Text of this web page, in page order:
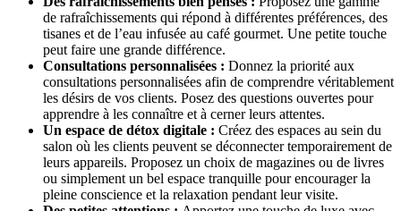
de rafraîchissements qui répond à différentes préférences, des
tisanes et de l’eau infusée au café gourmet. Une petite touche
peut faire une grande différence.
Consultations personnalisées : Donnez la priorité aux
consultations personnalisées afin de comprendre véritablement
les désirs de vos clients. Posez des questions ouvertes pour
apprendre à les connaître et à cerner leurs attentes.
Un espace de détox digitale : Créez des espaces au sein du
salon où les clients peuvent se déconnecter temporairement de
leurs appareils. Proposez un choix de magazines ou de livres
ou simplement un bel espace tranquille pour encourager la
pleine conscience et la relaxation pendant leur visite.